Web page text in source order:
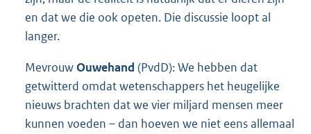
en dat we die ook opeten. Die discussie loopt al
langer.
MevrouwOuwehand (PvdD): We hebben dat
getwitterd omdat wetenschappers het heugelijke
nieuws brachten dat we vier miljard mensen meer
kunnen voeden – dan hoeven we niet eens allemaal